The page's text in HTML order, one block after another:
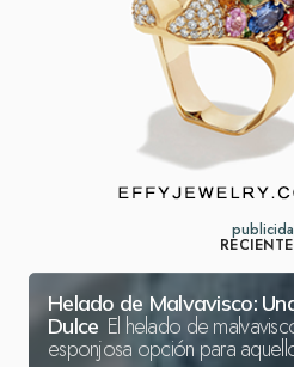
RECIENTE
Helado de Malvavisco:
Dulce El helado de
esponjosa opción para